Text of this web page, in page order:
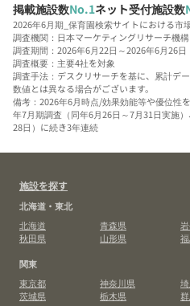
掲載施設数No.1ネット受付施設数
2026年6月期_保育園検索サイトにおける市
調査機関：日本マーケティングリサーチ機構
調査期間：2026年6月22日～2026年6月26日
調査概要：主要4社を対象
調査手法：デスクリサーチを基に、累計デ
数値とは異なる場合がございます。
備考：2026年6月時点/効果効能等や優位性
年7月期調査（同年6月26日～7月31日実施
28日）に続き3年連続
施設を探す
北海道・東北
北海道
青森県
秋田県
山形県
関東
東京都
神奈川県
茨城県
栃木県